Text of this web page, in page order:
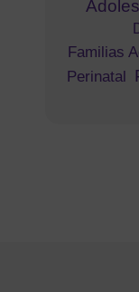
Familias
Perinatal